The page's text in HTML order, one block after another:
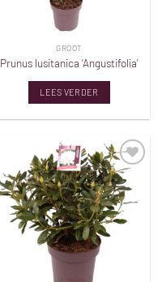
GROOT
Prunus lusitanica ‘Angustifolia’
LEES VERDER
Toevoegen
aan
verlanglijst